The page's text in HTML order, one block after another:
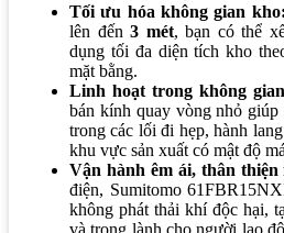
Tối ưu hóa không gian kho:
lên đến 3 mét, bạn có thể
dụng tối đa diện tích kho
mặt bằng.
Linh hoạt trong không
bán kính quay vòng nhỏ
trong các lối đi hẹp, hành
khu vực sản xuất có mật độ
Vận hành êm ái, thân
điện, Sumitomo
không phát thải khí độc hại,
và trong lành cho người lao